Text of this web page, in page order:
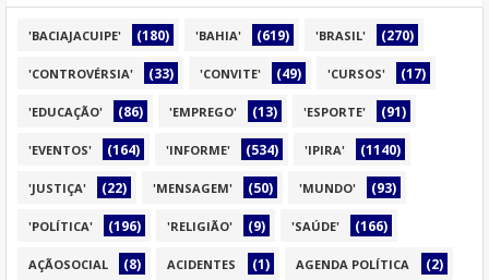
'BACIAJACUIPE' (180) 'BAHIA' (619) 'BRASIL' (270)
'CONTROVÉRSIA' (33) 'CONVITE' (49) 'CURSOS' (17)
'EDUCAÇÃO' (86) 'EMPREGO' (13) 'ESPORTE' (91)
'EVENTOS' (164) 'INFORME' (534) 'IPIRA' (1140)
'JUSTIÇA' (22) 'MENSAGEM' (50) 'MUNDO' (93)
'POLÍTICA' (196) 'RELIGIÃO' (9) 'SAÚDE' (166)
AÇÃOSOCIAL (8) ACIDENTES (1) AGENDA POLÍTICA (2)